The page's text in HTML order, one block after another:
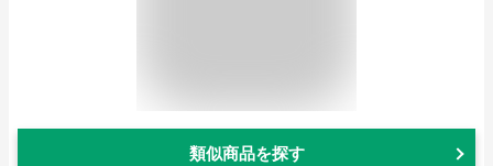
類似商品を探す